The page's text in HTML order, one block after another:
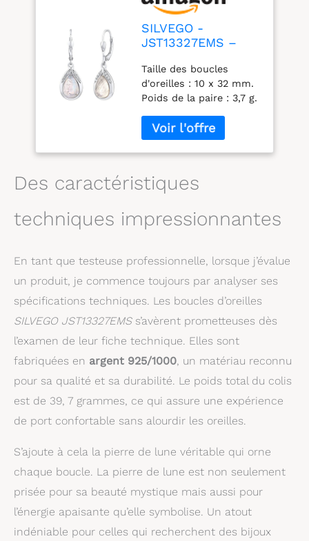
SILVEGO -
JST13327EMS –
Femme - Argent
925/1000 – Goutte
avec Pierre de Lune
Véritable
Taille des boucles
d'oreilles : 10 x 32 mm.
Poids de la paire : 3,7 g.
sans nickel, surface :
plaqué rhodium - or
blanc regard,
boucles d'oreilles sont
de lune véritable. Cette
pierre précieuse tire
chatoiement blanc
clair de lune. Avec le
certificat d'authenticité
des pierres précieuses
en allemand. Dans notre
offre est également le
pendentif en le même
Nous envoyons les
bijoux dans une jolie
boîte cadeau.
Des caractéristiques
techniques impressionnantes
En tant que testeuse professionnelle, lorsque j’évalue
un produit, je commence toujours par analyser ses
spécifications techniques. Les boucles d’oreilles
SILVEGO JST13327EMSs’avèrent prometteuses dès
l’examen de leur fiche technique. Elles sont
fabriquées en argent 925/1000, un matériau reconnu
pour sa qualité et sa durabilité. Le poids total du colis
est de 39, 7 grammes, ce qui assure une expérience
de port confortable sans alourdir les oreilles.
S’ajoute à cela la pierre de lune véritable qui orne
chaque boucle. La pierre de lune est non seulement
prisée pour sa beauté mystique mais aussi pour
l’énergie apaisante qu’elle symbolise. Un atout
indéniable pour celles qui recherchent des bijoux